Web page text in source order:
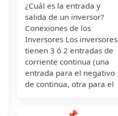
¿Cuál es la entrada y
salida de un inversor?
Conexiones de los
Inversores Los inversores
tienen 3 ó 2 entradas de
corriente continua (una
entrada para el negativo
de continua, otra para el